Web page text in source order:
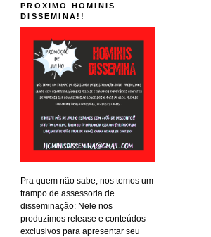
PROXIMO HOMINIS
DISSEMINA!!
Pra quem não sabe, nos temos um
trampo de assessoria de
disseminação: Nele nos
produzimos release e conteúdos
exclusivos para apresentar seu